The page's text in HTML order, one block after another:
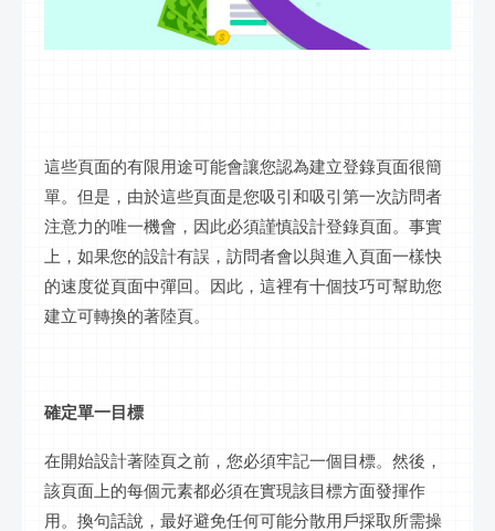
這些頁面的有限用途可能會讓您認為建立登錄頁面很簡
單。但是，由於這些頁面是您吸引和吸引第一次訪問者
注意力的唯一機會，因此必須謹慎設計登錄頁面。事實
上，如果您的設計有誤，訪問者會以與進入頁面一樣快
的速度從頁面中彈回。因此，這裡有十個技巧可幫助您
建立可轉換的著陸頁。
確定單一目標
在開始設計著陸頁之前，您必須牢記一個目標。然後，
該頁面上的每個元素都必須在實現該目標方面發揮作
用。換句話說，最好避免任何可能分散用戶採取所需操